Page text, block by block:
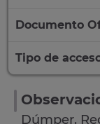
Documento
Tipo de
Dúmper.